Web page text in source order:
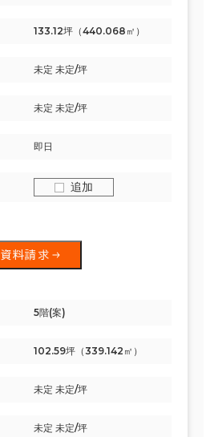
133.12坪（440.068㎡）
未定 未定/坪
未定 未定/坪
即日
追加
資料請求
5階(案)
102.59坪（339.142㎡）
未定 未定/坪
未定 未定/坪